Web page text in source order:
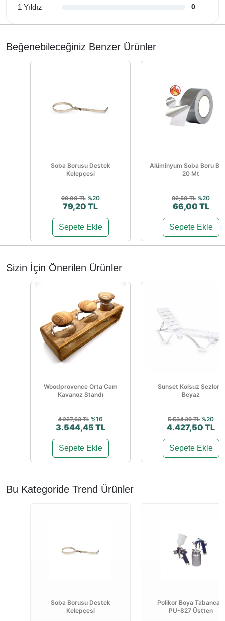
1 Yıldız 0
Beğenebileceğiniz Benzer Ürünler
Soba Borusu Destek
Kelepçesi
99,00 TL %20
79,20 TL
Sepete Ekle
Alüminyum Soba Boru
20 Mt
82,50 TL %20
66,00 TL
Sepete Ekle
Sizin İçin Önerilen Ürünler
Woodprovence Orta Cam
Kavanoz Standı
4.227,63 TL %16
3.544,45 TL
Sepete Ekle
Sunset Kolsuz Şezlong
Beyaz
5.534,39 TL %20
4.427,50 TL
Sepete Ekle
Bu Kategoride Trend Ürünler
Soba Borusu Destek
Kelepçesi
Polikor Boya Tabancası
PU-827 Üstten